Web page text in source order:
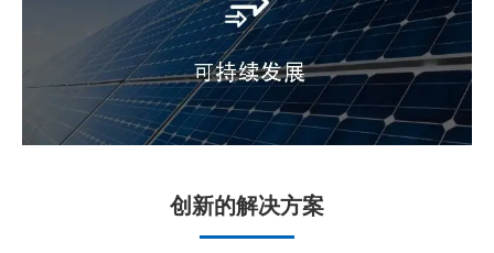
创新的解决方案